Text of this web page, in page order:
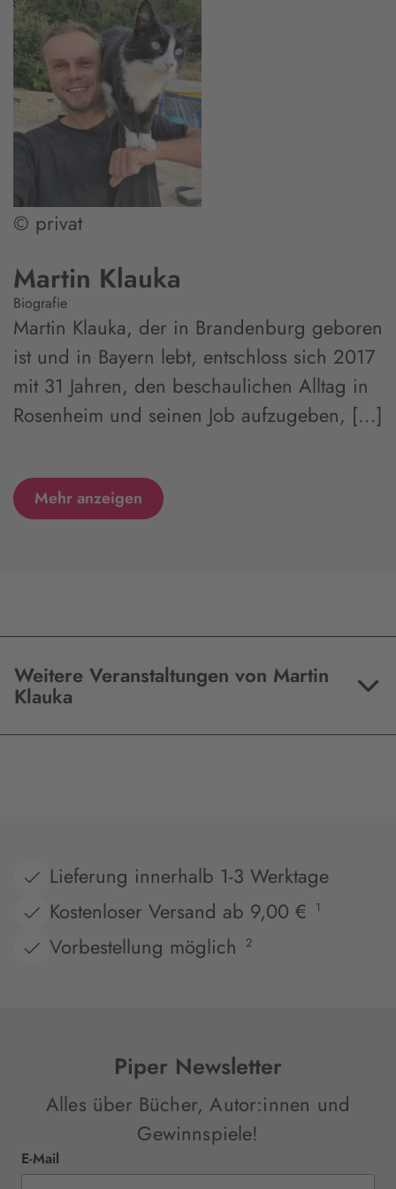
© privat
Martin Klauka
Biografie
Martin Klauka, der in Brandenburg geboren
ist und in Bayern lebt, entschloss sich 2017
mit 31 Jahren, den beschaulichen Alltag in
Rosenheim und seinen Job aufzugeben, [...]
Mehr anzeigen
Weitere Veranstaltungen von Martin
Klauka
Lieferung innerhalb 1-3 Werktage
Kostenloser Versand ab 9,00 €
1
Vorbestellung möglich 2
Piper Newsletter
Alles über Bücher, Autor:innen und
Gewinnspiele!
E-Mail